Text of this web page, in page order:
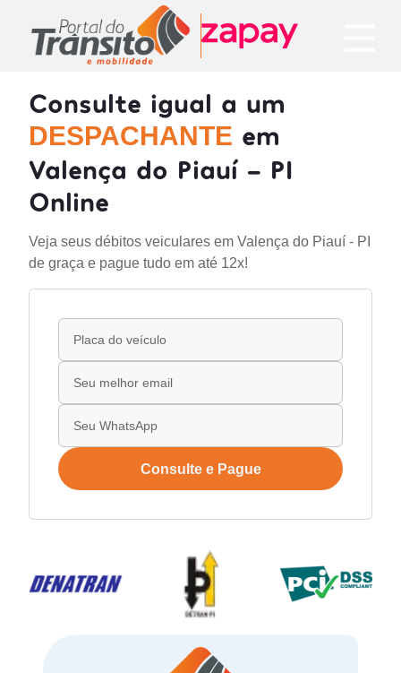
Consulte igual a um
DESPACHANTE em
Valença do Piauí - PI
Online
Veja seus débitos veiculares em Valença do Piauí - PI
de graça e pague tudo em até 12x!
Consulte e Pague